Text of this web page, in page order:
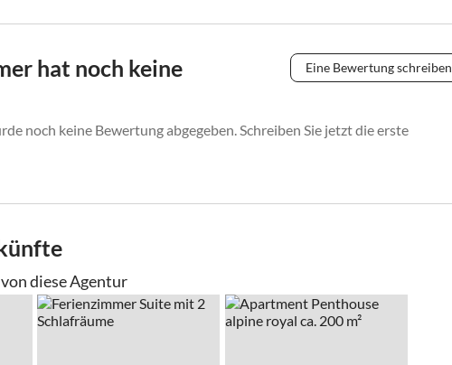
hat noch keine
Eine Bewertung schreiben
noch keine Bewertung abgegeben. Schreiben Sie jetzt die erste
diese Agentur